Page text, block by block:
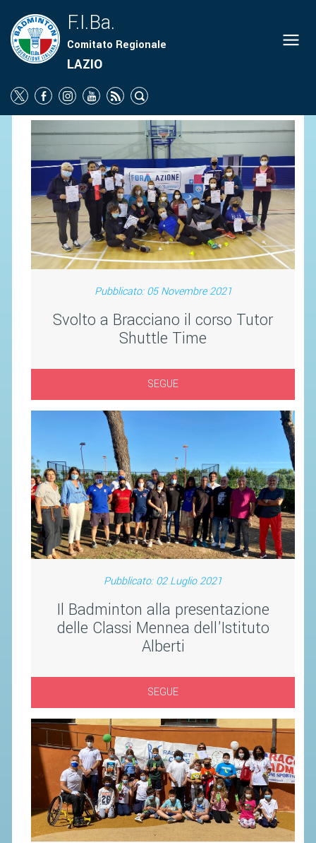
F.I.Ba.
Comitato Regionale
LAZIO
Pubblicato: 05 Novembre 2021
Svolto a Bracciano il corso Tutor
Shuttle Time
SEGUE
Pubblicato: 02 Luglio 2021
Il Badminton alla presentazione
delle Classi Mennea dell'Istituto
Alberti
SEGUE
ORGANIGRAMMA
SOCIETÀ
PROMOZIONE
SCUOLA
CAMPIONATI
TERRITORIO
PARA-BADMINTON
COMUNICATI
ATTI UFFICIALI
SOCIETÀ
CAMPIONATI
CALENDARIO
FIBA NAZIONALE